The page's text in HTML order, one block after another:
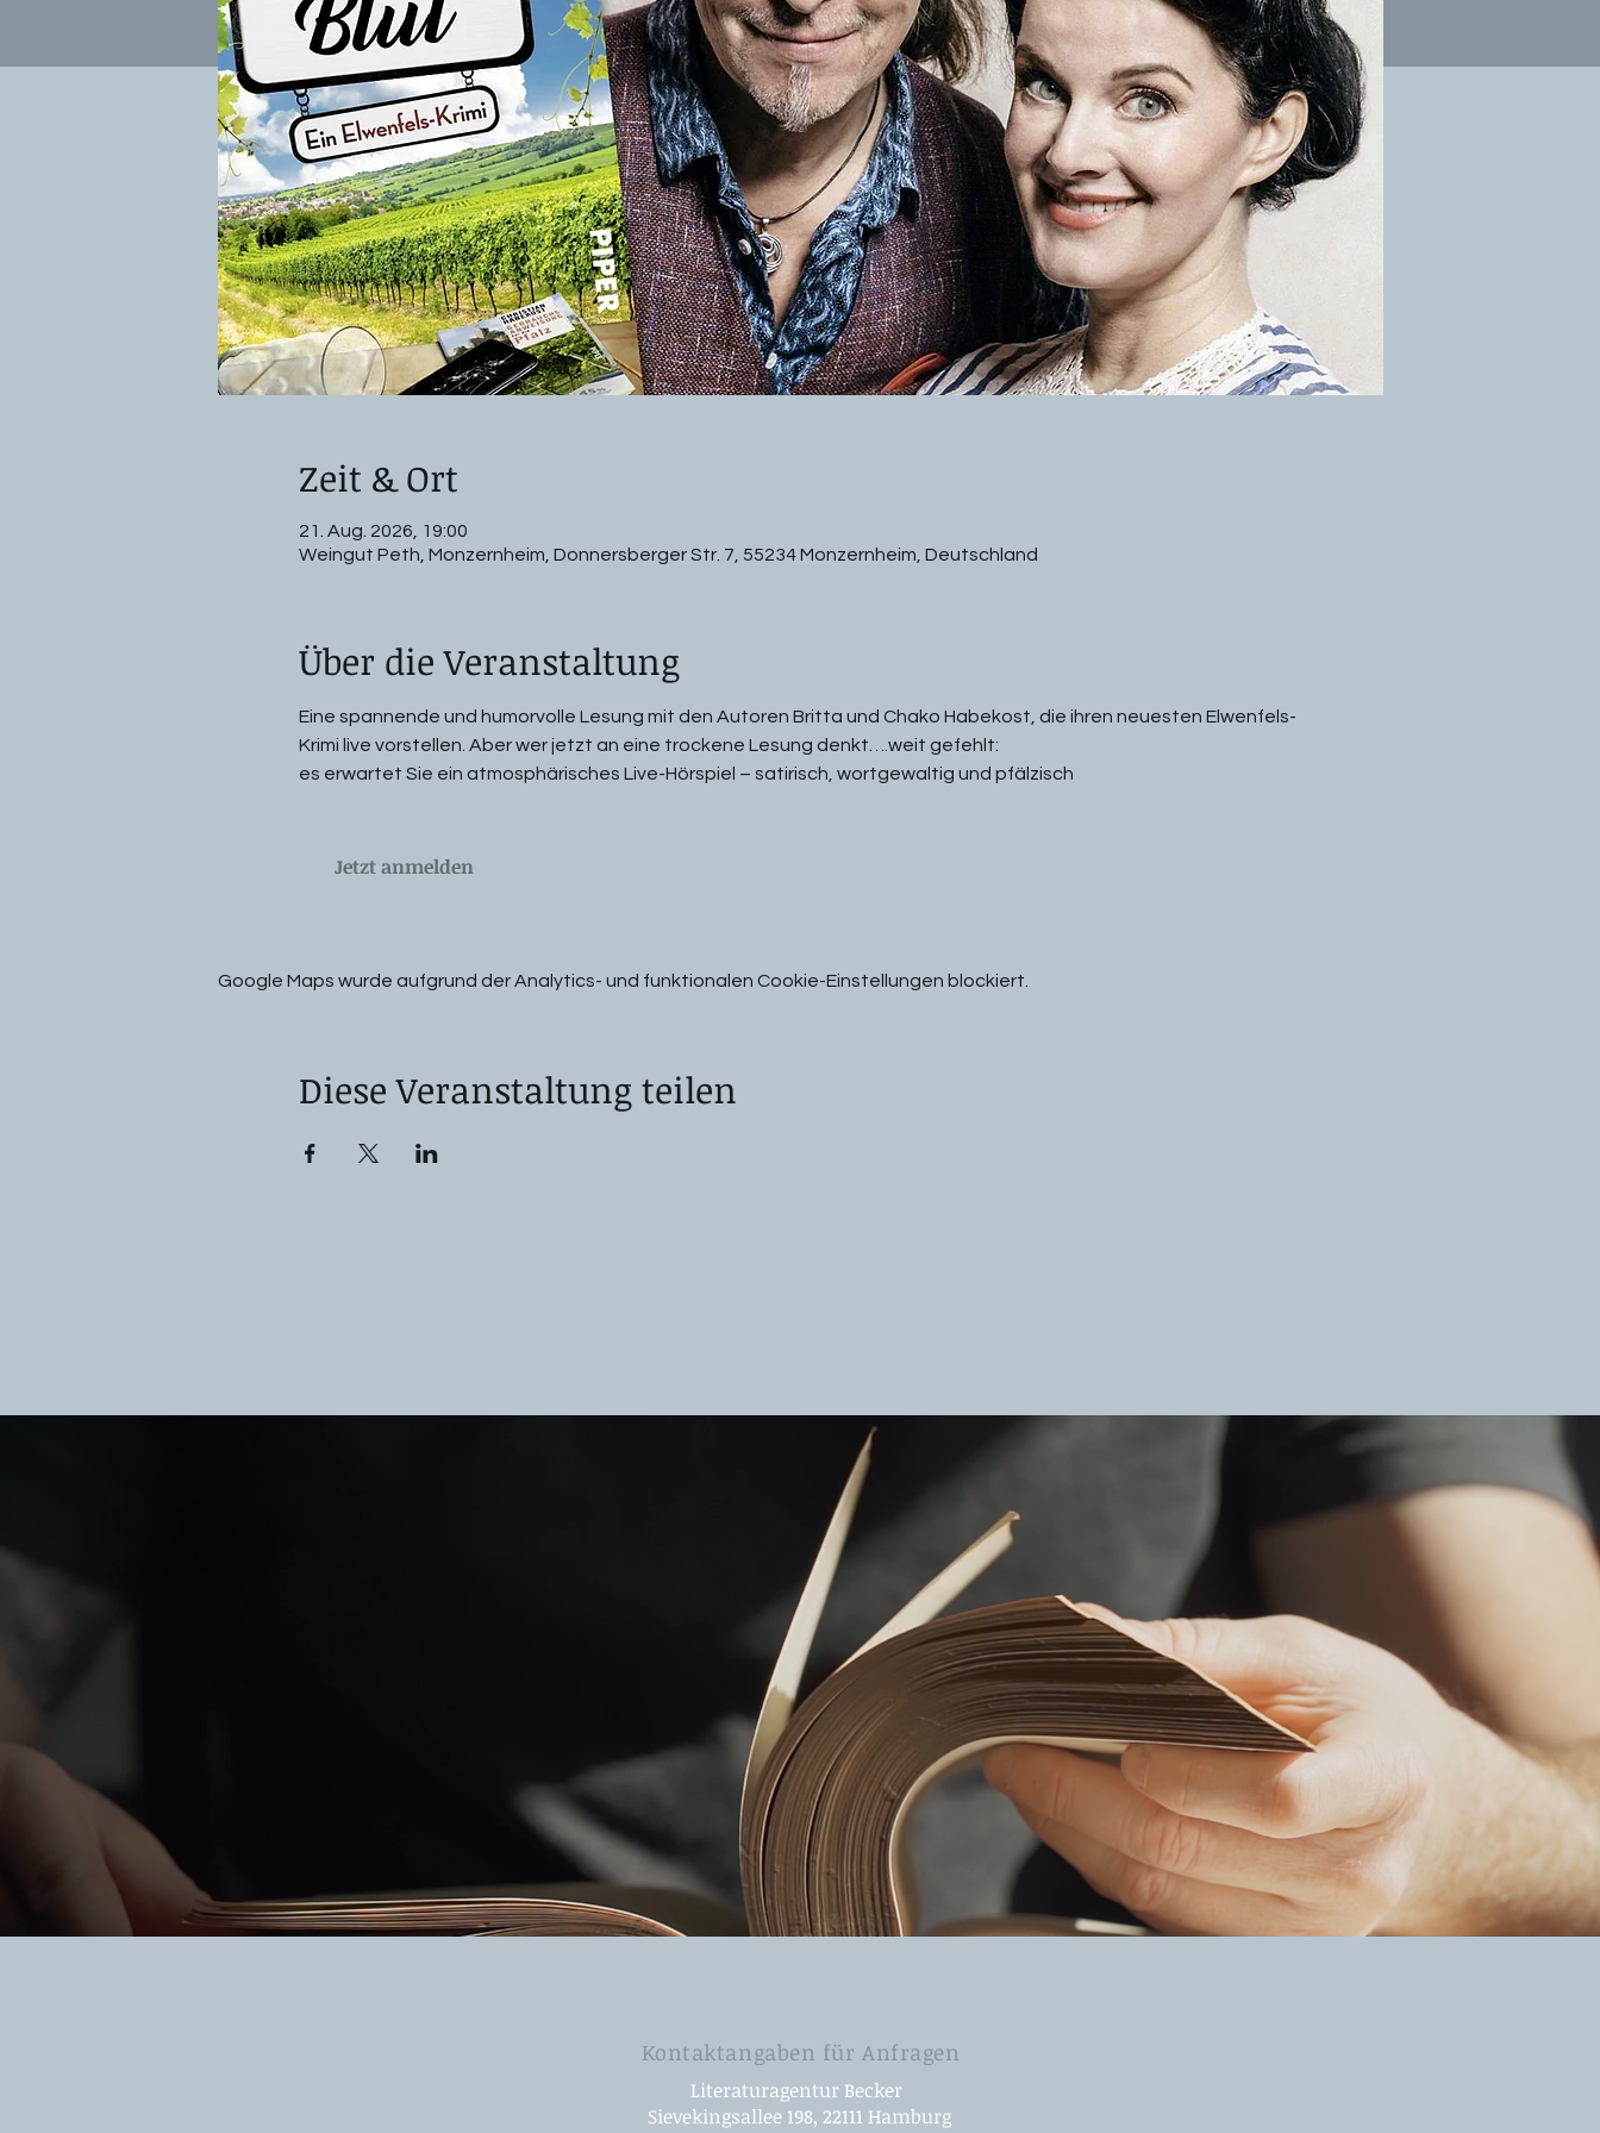
Zeit & Ort
21. Aug. 2026, 19:00
Weingut Peth, Monzernheim, Donnersberger Str. 7, 55234 Monzernheim, Deutschland
Über die Veranstaltung
Eine spannende und humorvolle Lesung mit den Autoren Britta und Chako Habekost, die ihren neuesten Elwenfels-
Krimi live vorstellen. Aber wer jetzt an eine trockene Lesung denkt….weit gefehlt:
es erwartet Sie ein atmosphärisches Live-Hörspiel – satirisch, wortgewaltig und pfälzisch
Jetzt anmelden
Google Maps wurde aufgrund der Analytics- und funktionalen Cookie-Einstellungen blockiert.
Diese Veranstaltung teilen
Kontaktangaben für Anfragen
Literaturagentur Becker
Sievekingsallee 198, 22111 Hamburg